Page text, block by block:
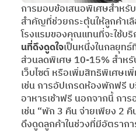
การมอบข้อเสนอพิเศษสำหรั
สำคัญที่ช่วยกระตุ้นให้ลูกค้าเ
โรงแรมของคุณแทนที่จะใช้บริ
นที่ดึงดูดใจเป็นหนึ่งในกลยุทธ์
ส่วนลดพิเศษ 10-15% สำห
เว็บไซต์ หรือเพิ่มสิทธิพิเศษเ
เช่น การอัปเกรดห้องพักฟรี
อาหารเช้าฟรี นอกจากนี้ กา
เช่น “พัก 3 คืน จ่ายเพียง 2 คื
ดึงดูดลูกค้าในช่วงที่มีอัตราก